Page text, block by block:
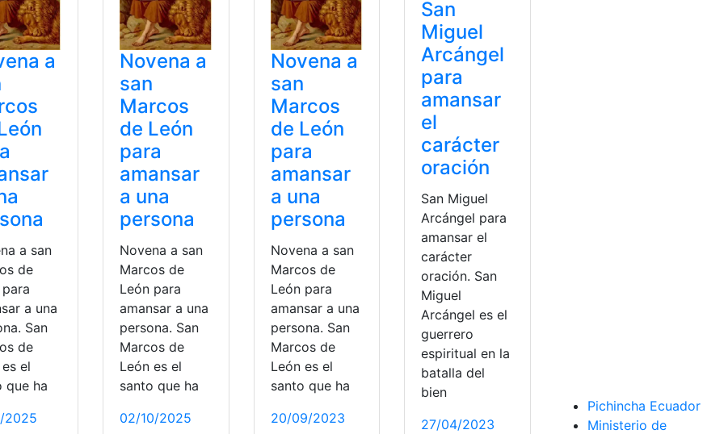
a
a san
de
a una
San
de
el
que ha
2025
Novena a
san
Marcos
de León
para
amansar
a una
persona
Novena a san
Marcos de
León para
amansar a una
persona. San
Marcos de
León es el
santo que ha
02/10/2025
Novena a
san
Marcos
de León
para
amansar
a una
persona
Novena a san
Marcos de
León para
amansar a una
persona. San
Marcos de
León es el
santo que ha
20/09/2023
San
Miguel
Arcángel
para
amansar
el
carácter
oración
San Miguel
Arcángel para
amansar el
carácter
oración. San
Miguel
Arcángel es el
guerrero
espiritual en la
batalla del
bien
27/04/2023
Pichincha Ecuador
Ministerio de